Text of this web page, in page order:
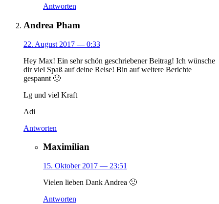
Antworten
Andrea Pham
22. August 2017 — 0:33
Hey Max! Ein sehr schön geschriebener Beitrag! Ich wünsche
dir viel Spaß auf deine Reise! Bin auf weitere Berichte
gespannt 🙂
Lg und viel Kraft
Adi
Antworten
Maximilian
15. Oktober 2017 — 23:51
Vielen lieben Dank Andrea 🙂
Antworten